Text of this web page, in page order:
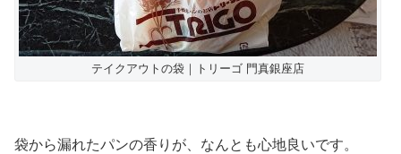
テイクアウトの袋｜トリーゴ 門真銀座店
袋から漏れたパンの香りが、なんとも心地良いです。